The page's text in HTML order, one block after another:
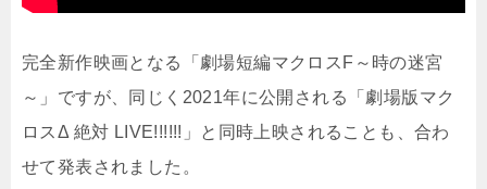
完全新作映画となる「劇場短編マクロスF～時の迷宮
～」ですが、同じく2021年に公開される「劇場版マク
ロスΔ 絶対 LIVE!!!!!!」と同時上映されることも、合わ
せて発表されました。